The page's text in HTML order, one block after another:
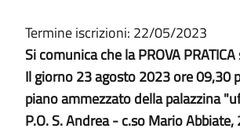
Termine iscrizioni: 22/05/2023
Si comunica che la PROVA
Il giorno 23 agosto 2023 ore 09,30
piano ammezzato della palazzina
P.O. S. Andrea - c.so Mario Abbiate,